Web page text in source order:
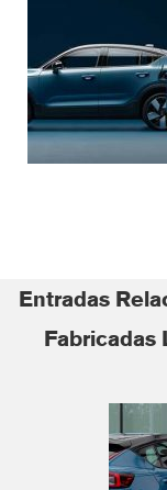
Entradas
Fabricadas